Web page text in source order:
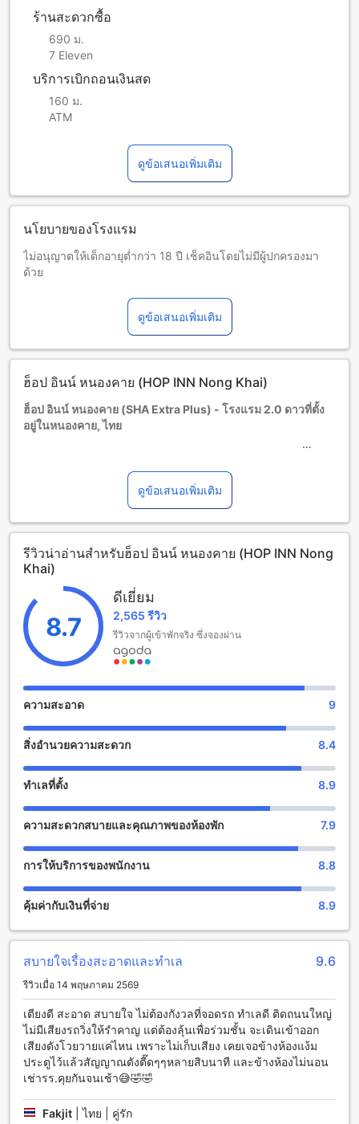
ร้านสะดวกซื้อ
690 ม.
7 Eleven
บริการเบิกถอนเงินสด
160 ม.
ATM
ดูข้อเสนอเพิ่มเติม
นโยบายของโรงแรม
ไม่อนุญาตให้เด็กอายุต่ำกว่า 18 ปี เช็คอินโดยไม่มีผู้ปกครองมา
ด้วย
ผู้เข้าพักเพิ่มเติมที่มีอายุ 12 ปีขึ้นไป มีค่าใช้จ่ายเพิ่มเติมที่ 200 บาท
ต่อวัน โปรดทราบว่าไม่มีเตียงเสริมให้บริการที่พักนี้
เด็กทารกอายุ 0-0 ปี (รวมอายุ 0 ปี)
มีค่าใช้จ่ายเพิ่มเติม โดยบริการจะขึ้นอยู่กับความพร้อมของที่พัก
เด็กอายุ 1-11 ปี (รวมอายุ 11 ปี)
พักฟรีหากใช้เตียงที่มีอยู่แล้ว
ผู้เข้าพักอายุ 12 ปีขึ้นไปถือเป็นผู้ใหญ่
บริการเตียงเสริมขึ้นอยู่กับประเภทห้องที่เลือก กรุณาตรวจสอบ
โปรดทราบว่า เมื่อจองห้องพักมากกว่า 5 ห้องขึ้นไป อาจมีการใช้
นโยบายที่แตกต่างหรือเงื่อนไขเพิ่มเติม
ดูข้อเสนอเพิ่มเติม
ฮ็อป อินน์ หนองคาย (HOP INN Nong Khai)
ฮ็อป อินน์ หนองคาย (SHA Extra Plus) - โรงแรม 2.0 ดาวที่ตั้ง
อยู่ในหนองคาย, ไทย
ฮ็อป อินน์ หนองคาย (SHA Extra Plus) เป็นโรงแรมระดับ 2.0
ดาวที่ตั้งอยู่ในเมืองหนองคาย ไทย โรงแรมนี้ได้รับการสร้างขึ้นใน
ปี 2014 และมีจำนวนห้องพักทั้งหมด 79 ห้อง ทำให้คุณสามารถ
เลือกห้องพักตามความต้องการของคุณได้อย่างหลากหลาย
โรงแรมนี้มีเวลาเช็คอินตั้งแต่เวลา 02:00 น. เป็นต้นไปและเวลา
เช็คเอาท์จนถึง 12:00 น. ทำให้คุณสามารถเพลิดเพลินกับการเข้า
พักที่สะดวกสบาย โรงแรมยังมีนโยบายเด็กที่ยอมรับให้เด็กอายุ
ตั้งแต่ 0 ถึง 0 ปีเข้าพักได้ฟรี โดยไม่มีค่าใช้จ่ายเพิ่มเติม ห่างจาก
ใจกลางเมืองเพียง 4 กิโลเมตร คุณสามารถเดินทางไปยังสถานที่
ท่องเที่ยวหลายแห่งในเมืองหนองคายได้อย่างง่ายดาย
สิ่งอำนวยความสะดวกที่ฮ็อป อินน์ หนองคาย (SHA Extra Plus)
จะทำให้การเข้าพักของคุณเป็นที่สะดวกสบายที่สุด โรงแรมมี Wi-
ตลอดเวลา นอกจากนี้ยังมี Wi-Fi ฟรีในทุกห้องพักเพื่อให้คุณ
สามารถทำงานหรือสื่อสารกับคนอื่นได้อย่างไม่ยากลำบาก
ให้คุณได้พักผ่อนและสบายใจในห้องพักของคุณอย่างเต็มที่
สิ่งอำนวยความสะดวกในการเดินทางที่ฮ็อป อินน์ หนองคาย
ในการเดินทางที่หลากหลายให้แก่ผู้เข้าพัก โรงแรมมีที่จอดรถให้
เข้าพักที่มีรถส่วนตัว นอกจากนี้ยังมีที่จอดรถอื่นๆ ในบริเวณใกล้
เคียงโรงแรม ทำให้ผู้เข้าพักสามารถเดินทางไปยังสถานที่ต่างๆ ใน
รถ
หนองคาย (SHA Extra Plus)
ฮ็อป อินน์ หนองคาย (SHA Extra Plus) มีสิ่งอำนวยความสะดวก
ในการรับประทานอาหารที่หลากหลายและมีความน่าสนใจ ที่นี่
คุณจะได้พบกับร้านอาหารที่มีบรรยากาศเป็นส่วนตัวและเงียบสงบ
ทำให้คุณสามารถสัมผัสกับการรับประทานอาหารอย่างเป็นส่วนตัว
และเพลิดเพลินไปกับอาหารคาวและหวานที่อร่อยมากๆ
ร้านอาหารที่ฮ็อป อินน์ หนองคาย (SHA Extra Plus) มีเมนูอาหาร
ที่หลากหลายให้เลือกสรร ทั้งจานเดี่ยว อาหารไทย อาหารตะวันตก
ดูข้อเสนอเพิ่มเติม
รีวิวน่าอ่านสำหรับฮ็อป อินน์ หนองคาย (HOP INN Nong
Khai)
8.7
ดีเยี่ยม
2,565 รีวิว
รีวิวจากผู้เข้าพักจริง ซึ่งจองผ่าน
ความสะอาด 9
สิ่งอำนวยความสะดวก 8.4
ทำเลที่ตั้ง 8.9
ความสะดวกสบายและคุณภาพของห้องพัก 7.9
การให้บริการของพนักงาน 8.8
คุ้มค่ากับเงินที่จ่าย 8.9
สบายใจเรื่องสะอาดและทำเล 9.6
รีวิวเมื่อ 14 พฤษภาคม 2569
เตียงดี สะอาด สบายใจ ไม่ต้องกังวลที่จอดรถ ทำเลดี ติดถนนใหญ่
ไม่มีเสียงรถวิ่งให้รำคาญ แต่ต้องลุ้นเพื่อร่วมชั้น จะเดินเข้าออก
เสียงดังโวยวายแค่ไหน เพราะไม่เก็บเสียง เคยเจอข้างห้องแง้ม
ประตูไว้แล้วสัญญาณดังตี๊ดๆๆหลายสิบนาที และข้างห้องไม่นอน
เช่ารร.คุยกันจนเช้า😅🤣🤣
Fakjit |ไทย | คู่รัก